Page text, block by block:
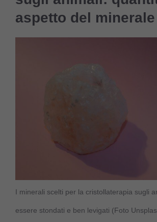
aspetto del minerale
I minerali scelti per la cristollaterapia sugli
essere stondati e ben levigati (Foto